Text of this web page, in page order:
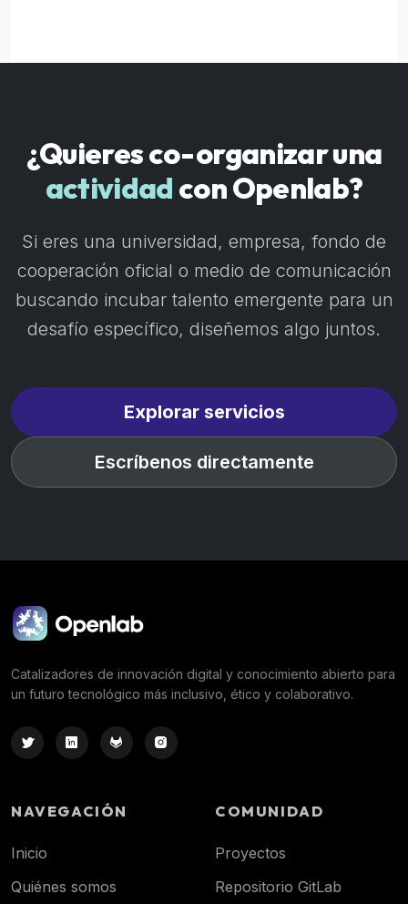
¿Quieres co-organizar una
actividad con Openlab?
Si eres una universidad, empresa, fondo de
cooperación oficial o medio de comunicación
buscando incubar talento emergente para un
desafío específico, diseñemos algo juntos.
Explorar servicios
Escríbenos directamente
Catalizadores de innovación digital y conocimiento abierto para
un futuro tecnológico más inclusivo, ético y colaborativo.
NAVEGACIÓN
Inicio
Quiénes somos
COMUNIDAD
Proyectos
Repositorio GitLab